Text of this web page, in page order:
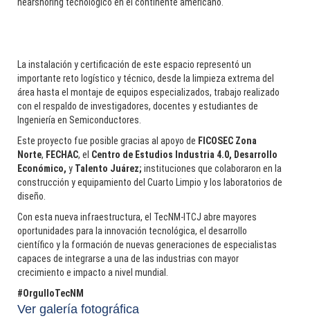
La instalación y certificación de este espacio representó un
importante reto logístico y técnico, desde la limpieza extrema del
área hasta el montaje de equipos especializados, trabajo realizado
con el respaldo de investigadores, docentes y estudiantes de
Ingeniería en Semiconductores.
Este proyecto fue posible gracias al apoyo de FICOSEC Zona
Norte, FECHAC, el Centro de Estudios Industria 4.0, Desarrollo
Económico, y Talento Juárez; instituciones que colaboraron en la
construcción y equipamiento del Cuarto Limpio y los laboratorios de
diseño.
Con esta nueva infraestructura, el TecNM-ITCJ abre mayores
oportunidades para la innovación tecnológica, el desarrollo
científico y la formación de nuevas generaciones de especialistas
capaces de integrarse a una de las industrias con mayor
crecimiento e impacto a nivel mundial.
#OrgulloTecNM
Ver galería fotográfica
sin fronteras